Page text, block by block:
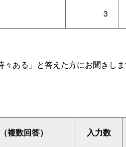
3
ある」と答えた方にお聞きし
複数回答） 入力数